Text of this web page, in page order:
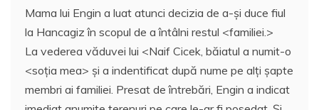
Mama lui Engin a luat atunci decizia de a-şi duce fiul
la Hancagiz în scopul de a întâlni restul <familiei.>
La vederea văduvei lui <Naif Cicek, băiatul a numit-o
<soţia mea> şi a indentificat după nume pe alţi şapte
membri ai familiei. Presat de întrebări, Engin a indicat